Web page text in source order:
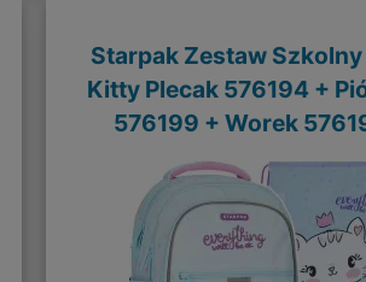
Starpak Zestaw
Kitty Plecak 576194 +
576199 + Worek